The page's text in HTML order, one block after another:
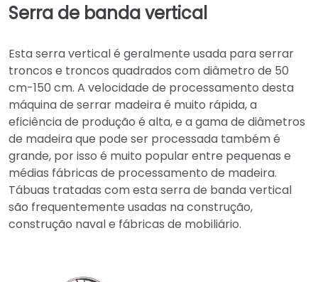
Serra de banda vertical
Esta serra vertical é geralmente usada para serrar
troncos e troncos quadrados com diâmetro de 50
cm-150 cm. A velocidade de processamento desta
máquina de serrar madeira é muito rápida, a
eficiência de produção é alta, e a gama de diâmetros
de madeira que pode ser processada também é
grande, por isso é muito popular entre pequenas e
médias fábricas de processamento de madeira.
Tábuas tratadas com esta serra de banda vertical
são frequentemente usadas na construção,
construção naval e fábricas de mobiliário.